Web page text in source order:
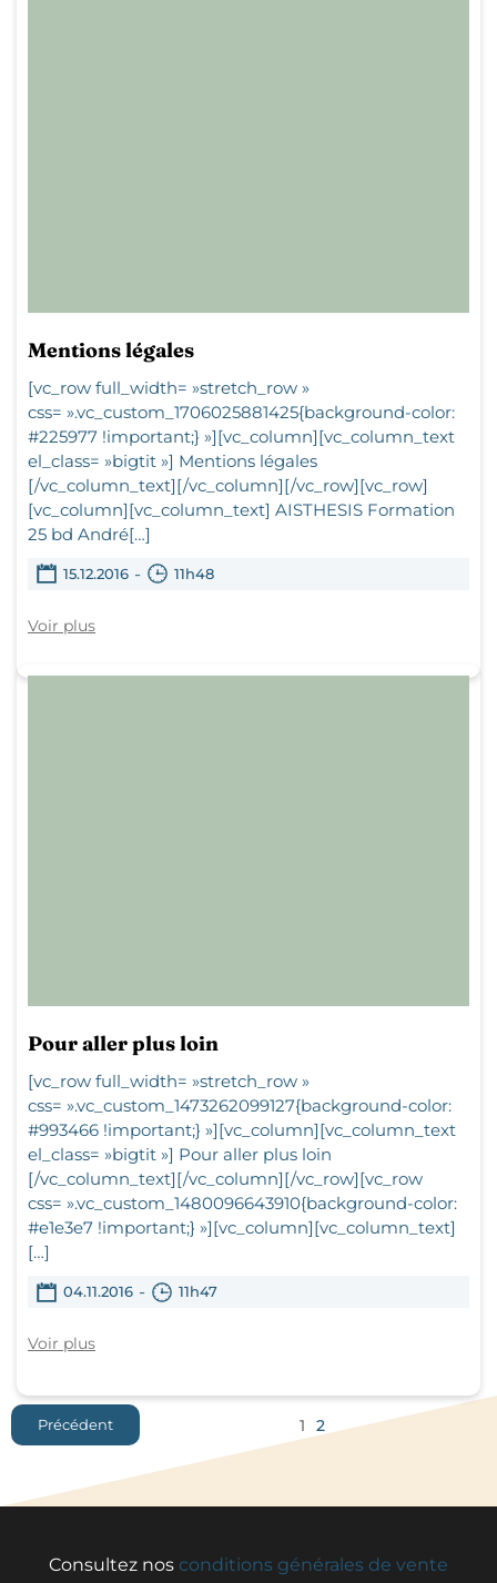
Mentions légales
[vc_row full_width= »stretch_row »
css= ».vc_custom_1706025881425{background-color:
#225977 !important;} »][vc_column][vc_column_text
el_class= »bigtit »] Mentions légales
[/vc_column_text][/vc_column][/vc_row][vc_row]
[vc_column][vc_column_text] AISTHESIS Formation
25 bd André[…]
15.12.2016 - 11h48
Voir plus
Pour aller plus loin
[vc_row full_width= »stretch_row »
css= ».vc_custom_1473262099127{background-color:
#993466 !important;} »][vc_column][vc_column_text
el_class= »bigtit »] Pour aller plus loin
[/vc_column_text][/vc_column][/vc_row][vc_row
css= ».vc_custom_1480096643910{background-color:
#e1e3e7 !important;} »][vc_column][vc_column_text]
[…]
04.11.2016 - 11h47
Voir plus
Précédent 1 2
Consultez nos conditions générales de vente